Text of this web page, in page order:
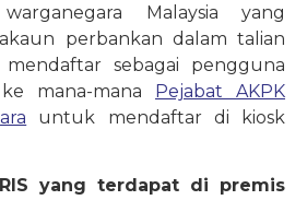
Malaysia yang
perbankan dalam talian
sebagai pengguna
ke mana-mana Pejabat AKPK
untuk mendaftar di kiosk
yang terdapat di premis